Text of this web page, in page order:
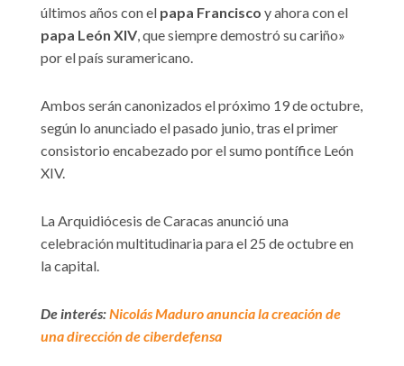
últimos años con el papa Francisco y ahora con el
papa León XIV, que siempre demostró su cariño»
por el país suramericano.
Ambos serán canonizados el próximo 19 de octubre,
según lo anunciado el pasado junio, tras el primer
consistorio encabezado por el sumo pontífice León
XIV.
La Arquidiócesis de Caracas anunció una
celebración multitudinaria para el 25 de octubre en
la capital.
De interés:Nicolás Maduro anuncia la creación de
una dirección de ciberdefensa